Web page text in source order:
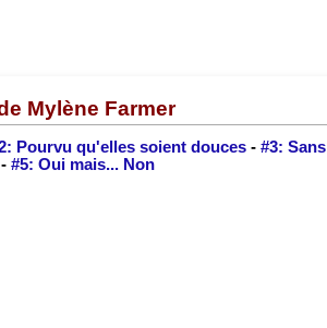
Mylène Farmer
Pourvu qu'elles soient douces - #3: Sans
- #5: Oui mais... Non